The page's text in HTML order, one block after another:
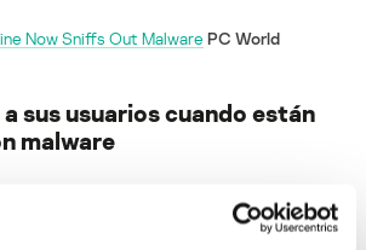
Now Sniffs Out Malware PC World
sus usuarios cuando están
malware